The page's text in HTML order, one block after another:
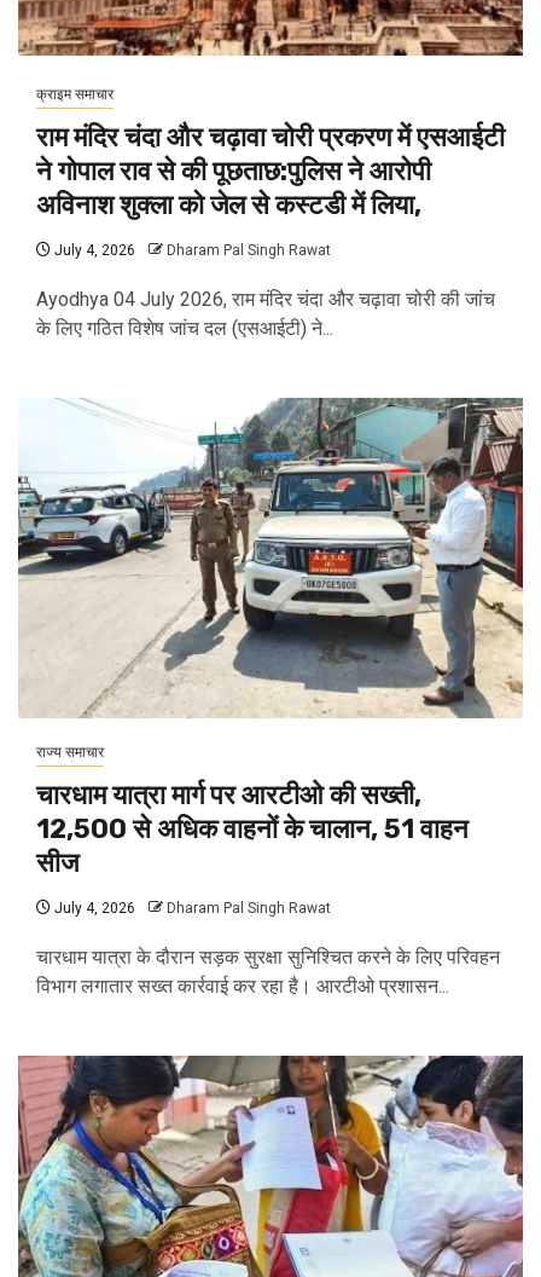
क्राइम समाचार
राम मंदिर चंदा और चढ़ावा चोरी प्रकरण में एसआईटी
ने गोपाल राव से की पूछताछ:पुलिस ने आरोपी
अविनाश शुक्ला को जेल से कस्टडी में लिया,
July 4, 2026 Dharam Pal Singh Rawat
Ayodhya 04 July 2026, राम मंदिर चंदा और चढ़ावा चोरी की जांच
के लिए गठित विशेष जांच दल (एसआईटी) ने...
राज्य समाचार
चारधाम यात्रा मार्ग पर आरटीओ की सख्ती,
12,500 से अधिक वाहनों के चालान, 51 वाहन
सीज
July 4, 2026 Dharam Pal Singh Rawat
चारधाम यात्रा के दौरान सड़क सुरक्षा सुनिश्चित करने के लिए परिवहन
विभाग लगातार सख्त कार्रवाई कर रहा है। आरटीओ प्रशासन...